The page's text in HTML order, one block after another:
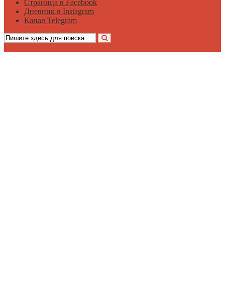
Страница в Facebook
Дневник в Instagram
Канал Telegram